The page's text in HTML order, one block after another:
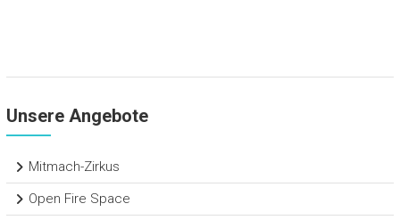
Unsere Angebote
Mitmach-Zirkus
Open Fire Space